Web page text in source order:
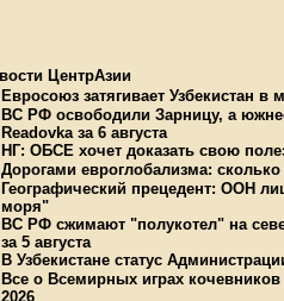
ЦентрАзии
Евросоюз затягивает Узбекистан
ВС РФ освободили Зарницу, а
Readovka за 6 августа
НГ: ОБСЕ хочет доказать свою
Дорогами евроглобализма:
Географический прецедент: ООН
моря"
ВС РФ сжимают "полукотел" на
за 5 августа
В Узбекистане статус
Все о Всемирных играх
2026